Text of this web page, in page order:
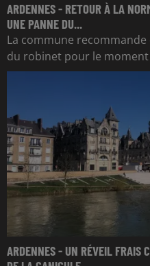
ARDENNES - RETOUR À LA
UNE PANNE DU...
La commune
du robinet pour le
ARDENNES - UN RÉVEIL FRAIS